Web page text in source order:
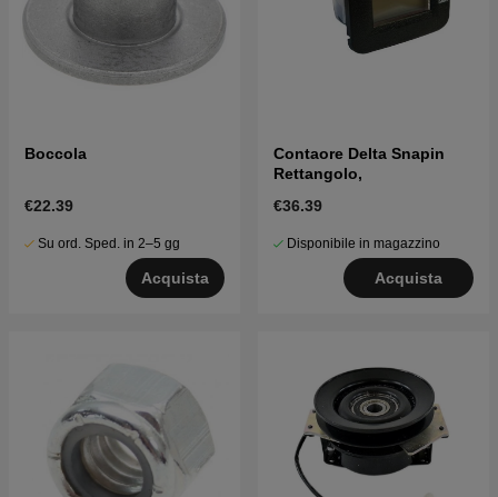
Boccola
€22.39
Su ord. Sped. in 2–5 gg
Acquista
Contaore Delta Snapin
Rettangolo,
€36.39
Disponibile in magazzino
Acquista